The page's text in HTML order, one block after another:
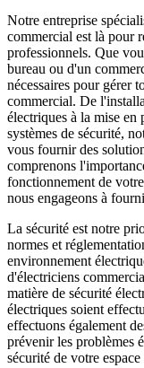
Notre entreprise
commercial est là pour
professionnels. Que
bureau ou d'un
nécessaires pour gérer
commercial. De
électriques à la mise en
systèmes de sécurité,
vous fournir des
comprenons
fonctionnement de
nous engageons à
La sécurité est notre
normes et
environnement
d'électriciens
matière de sécurité
électriques soient
effectuons également
prévenir les problèmes
sécurité de votre